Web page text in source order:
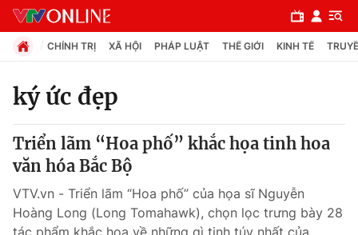
Chuyên mục
Chính trị
Xã hội
CHÍNH TRỊ XÃ HỘI PHÁP LUẬT THẾ GIỚI KINH TẾ
ký ức đẹp
Triển lãm “Hoa phố” khắc họa tinh hoa
văn hóa Bắc Bộ
VTV.vn - Triển lãm “Hoa phố” của họa sĩ Nguyễn
Hoàng Long (Long Tomahawk), chọn lọc trưng bày 28
tác phẩm khắc họa về những gì tinh túy nhất của...